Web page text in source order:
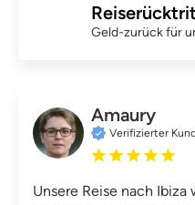
Geld-zurück für
Amaury
Verifizierter
Unsere Reise nach